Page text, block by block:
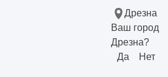
Дрезна
Ваш город
Дрезна?
Да
Нет